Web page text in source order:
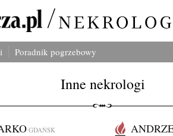
Poradnik pogrzebowy
Inne nekrologi
GDAŃSK